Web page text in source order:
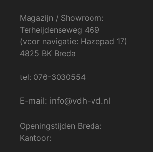
Magazijn / Showroom:
Terheijdenseweg 469
(voor navigatie: Hazepad 17)
4825 BK Breda
tel: 076-3030554
E-mail: info@vdh-vd.nl
Openingstijden Breda:
Kantoor: